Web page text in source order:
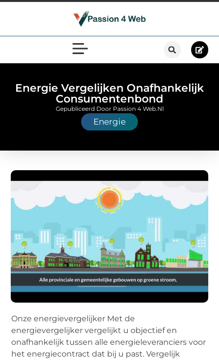
Energie Vergelijken Onafhankelijk
Consumentenbond
Energie
Gepubliceerd Door Passion 4 Web.nl
Onze energievergelijker Met de
energievergelijker vergelijkt u objectief en
onafhankelijk tussen alle energieleveranciers voor
het energiecontract dat bij u past. Vergelijk